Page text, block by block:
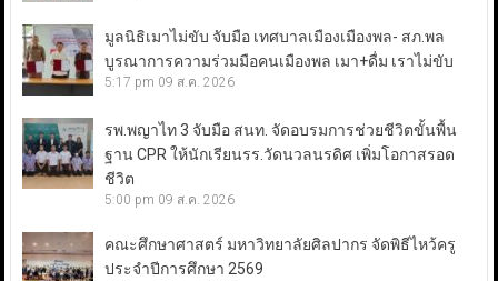
มูลนิธิเมาไม่ขับ จับมือ เทศบาลเมืองเมืองพล- สภ.พล
บูรณาการความร่วมมือคนเมืองพล เมา+ดื่ม เราไม่ขับ
5:17 pm 09 ส.ค. 2026
รพ.พญาไท 3 จับมือ สนท. จัดอบรมการช่วยชีวิตขั้นพื้น
ฐาน CPR ให้นักเรียนรร.วัดนวลนรดิศ เพิ่มโอกาสรอด
ชีวิต
5:00 pm 09 ส.ค. 2026
คณะศึกษาศาสตร์ มหาวิทยาลัยศิลปากร จัดพิธีไหว้ครู
ประจำปีการศึกษา 2569